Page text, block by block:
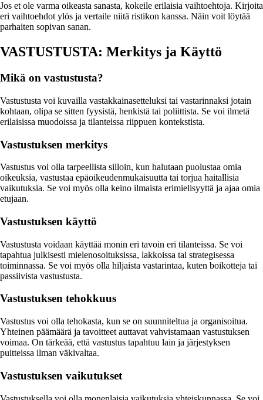
Jos et ole varma oikeasta sanasta, kokeile erilaisia vaihtoehtoja. Kirjoita
eri vaihtoehdot ylös ja vertaile niitä ristikon kanssa. Näin voit löytää
parhaiten sopivan sanan.
VASTUSTUSTA: Merkitys ja Käyttö
Mikä on vastustusta?
Vastustusta voi kuvailla vastakkainasetteluksi tai vastarinnaksi jotain
kohtaan, olipa se sitten fyysistä, henkistä tai poliittista. Se voi ilmetä
erilaisissa muodoissa ja tilanteissa riippuen kontekstista.
Vastustuksen merkitys
Vastustus voi olla tarpeellista silloin, kun halutaan puolustaa omia
oikeuksia, vastustaa epäoikeudenmukaisuutta tai torjua haitallisia
vaikutuksia. Se voi myös olla keino ilmaista erimielisyyttä ja ajaa omia
etujaan.
Vastustuksen käyttö
Vastustusta voidaan käyttää monin eri tavoin eri tilanteissa. Se voi
tapahtua julkisesti mielenosoituksissa, lakkoissa tai strategisessa
toiminnassa. Se voi myös olla hiljaista vastarintaa, kuten boikotteja tai
passiivista vastustusta.
Vastustuksen tehokkuus
Vastustus voi olla tehokasta, kun se on suunniteltua ja organisoitua.
Yhteinen päämäärä ja tavoitteet auttavat vahvistamaan vastustuksen
voimaa. On tärkeää, että vastustus tapahtuu lain ja järjestyksen
puitteissa ilman väkivaltaa.
Vastustuksen vaikutukset